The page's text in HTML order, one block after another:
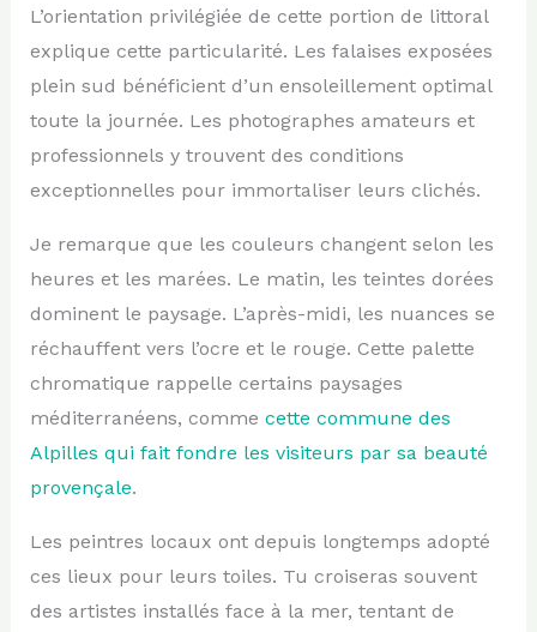
L’orientation privilégiée de cette portion de littoral
explique cette particularité. Les falaises exposées
plein sud bénéficient d’un ensoleillement optimal
toute la journée. Les photographes amateurs et
professionnels y trouvent des conditions
exceptionnelles pour immortaliser leurs clichés.
Je remarque que les couleurs changent selon les
heures et les marées. Le matin, les teintes dorées
dominent le paysage. L’après-midi, les nuances se
réchauffent vers l’ocre et le rouge. Cette palette
chromatique rappelle certains paysages
méditerranéens, comme cette commune des
Alpilles qui fait fondre les visiteurs par sa beauté
provençale.
Les peintres locaux ont depuis longtemps adopté
ces lieux pour leurs toiles. Tu croiseras souvent
des artistes installés face à la mer, tentant de